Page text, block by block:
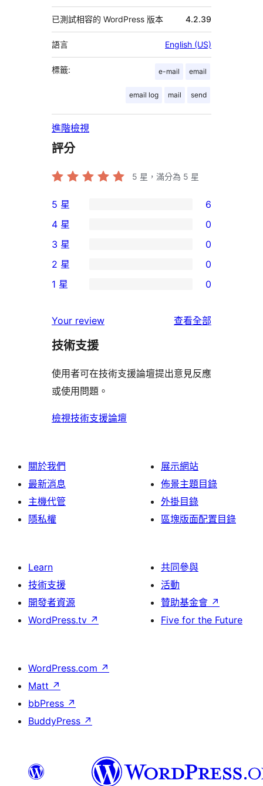
已測試相容的 WordPress 版本 4.2.39
語言 English (US)
標籤: e-mail email
email log mail send
進階檢視
評分
5 星，滿分為 5 星
6
個
5
星
使
者
論
5 星 6
個
4
星
用
者
論
4 星 0
0
個
3
使
用
評
論
3 星 0
個
星
使
者
評
論
2 星 0
1
星
用
者
評
1 星 0
Your review 查看全部
評
技術支援
使用者可在技術支援論壇提出意見反應
或使用問題。
檢視技術支援論壇
關於我們
最新消息
主機代管
隱私權
展示網站
佈景主題目錄
外掛目錄
區塊版面配置目錄
Learn
技術支援
開發者資源
WordPress.tv ↗
共同參與
活動
贊助基金會 ↗
Five for the Future
WordPress.com ↗
Matt ↗
bbPress ↗
BuddyPress ↗